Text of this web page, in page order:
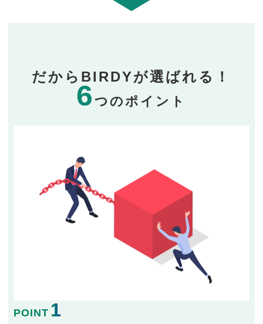
だからBIRDYが選ばれる！
6つのポイント
POINT 1